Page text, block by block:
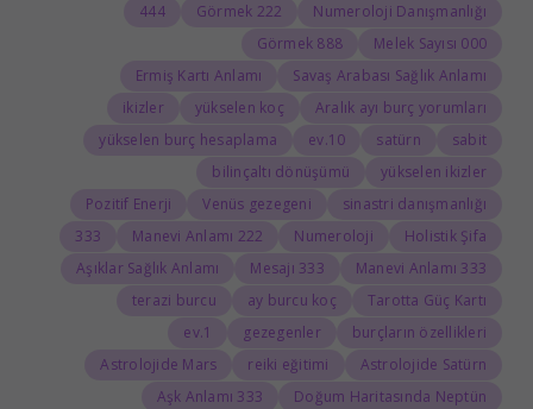
Numeroloji Danışmanlığı
222 Görmek
444
000 Melek Sayısı
888 Görmek
Savaş Arabası Sağlık Anlamı
Ermiş Kartı Anlamı
Aralık ayı burç yorumları
yükselen koç
ikizler
sabit
satürn
10.ev
yükselen burç hesaplama
yükselen ikizler
bilinçaltı dönüşümü
sinastri danışmanlığı
Venüs gezegeni
Pozitif Enerji
Holistik Şifa
Numeroloji
222 Manevi Anlamı
333
333 Manevi Anlamı
333 Mesajı
Aşıklar Sağlık Anlamı
Tarotta Güç Kartı
ay burcu koç
terazi burcu
burçların özellikleri
gezegenler
1.ev
Astrolojide Satürn
reiki eğitimi
Astrolojide Mars
Doğum Haritasında Neptün
333 Aşk Anlamı